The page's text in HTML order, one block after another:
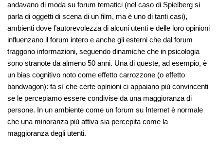
andavano di moda su forum tematici (nel caso di Spielberg si
parla di oggetti di scena di un film, ma è uno di tanti casi),
ambienti dove l’autorevolezza di alcuni utenti e delle loro opinioni
influenzano il forum intero e anche gli esterni che dal forum
traggono informazioni, seguendo dinamiche che in psicologia
sono stranote da almeno 50 anni. Una di queste, ad esempio, è
un bias cognitivo noto come effetto carrozzone (o effetto
bandwagon): fa sì che certe opinioni ci appaiano più convincenti
se le percepiamo essere condivise da una maggioranza di
persone. In un ambiente come un forum su Internet è normale
che una minoranza più attiva sia percepita come la
maggioranza degli utenti.